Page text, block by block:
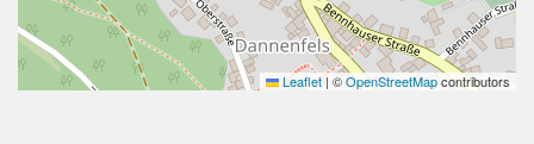
Leaflet | ©OpenStreetMapcontributors